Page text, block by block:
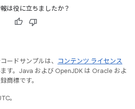
は役に立ちましたか？
ードサンプルは、
コンテンツ ライセンス
す。Java および OpenJDK は Oracle およ
商標です。
。